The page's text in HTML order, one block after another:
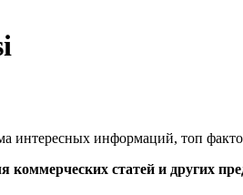
интересных информаций, топ
коммерческих статей и других